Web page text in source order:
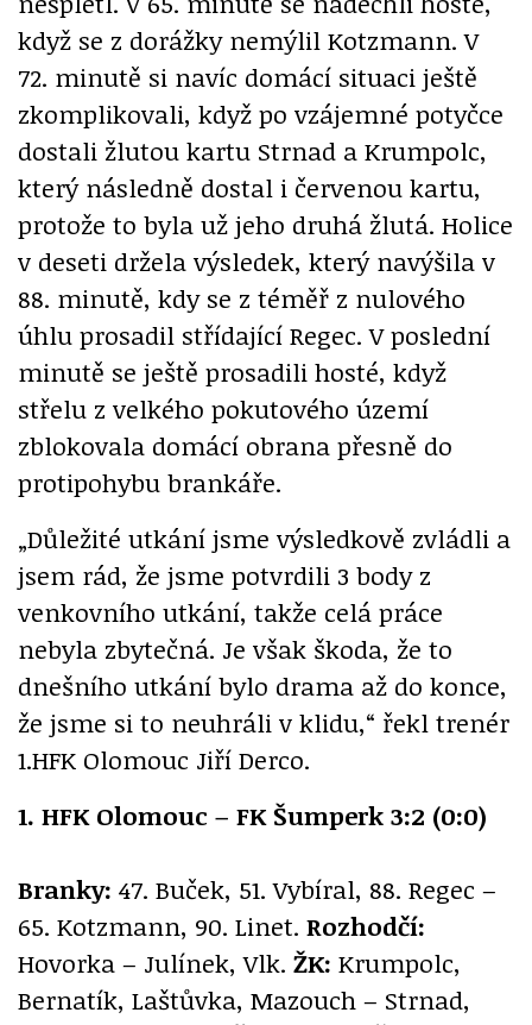
když se z dorážky nemýlil Kotzmann. V
72. minutě si navíc domácí situaci ještě
zkomplikovali, když po vzájemné potyčce
dostali žlutou kartu Strnad a Krumpolc,
který následně dostal i červenou kartu,
protože to byla už jeho druhá žlutá. Holice
v deseti držela výsledek, který navýšila v
88. minutě, kdy se z téměř z nulového
úhlu prosadil střídající Regec. V poslední
minutě se ještě prosadili hosté, když
střelu z velkého pokutového území
zblokovala domácí obrana přesně do
protipohybu brankáře.
„Důležité utkání jsme výsledkově zvládli a
jsem rád, že jsme potvrdili 3 body z
venkovního utkání, takže celá práce
nebyla zbytečná. Je však škoda, že to
dnešního utkání bylo drama až do konce,
že jsme si to neuhráli v klidu,“ řekl trenér
1.HFK Olomouc Jiří Derco.
1. HFK Olomouc – FK Šumperk 3:2 (0:0)
Branky: 47. Buček, 51. Vybíral, 88. Regec –
65. Kotzmann, 90. Linet. Rozhodčí:
Hovorka – Julínek, Vlk. ŽK: Krumpolc,
Bernatík, Laštůvka, Mazouch – Strnad,